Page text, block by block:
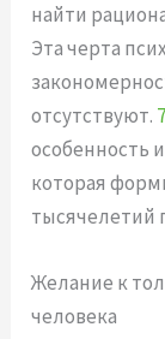
найти
Эта черта
отсутствуют.
особенность
которая
тысячелетий
Желание к
человека